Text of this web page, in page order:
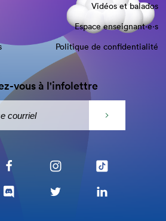
Vidéos et balados
Espace enseignant·e⋅s
Politique de confidentialité
vous à l'infolettre